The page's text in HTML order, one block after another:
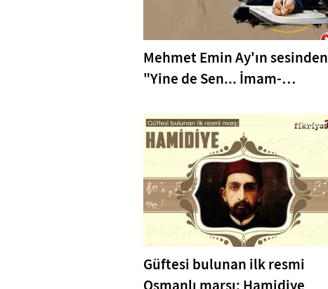
Mehmet Emin Ay'ın sesinden
"Yine de Sen... İmam-
Güftesi bulunan ilk resmi